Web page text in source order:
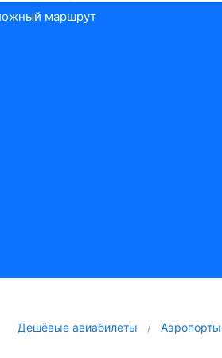
маршрут
Дешёвые авиабилеты Аэропорты